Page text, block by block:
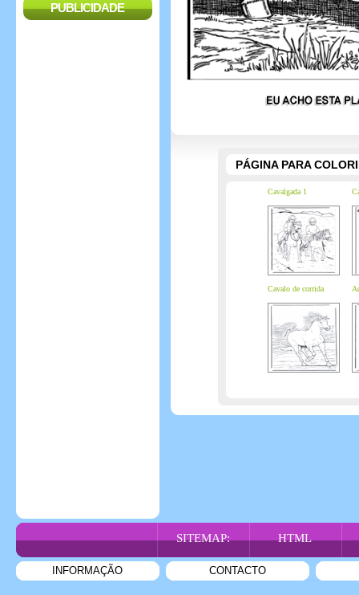
PUBLICIDADE
PÁGINA PARA
Cavalgada 1
Cavalo de corrida
SITEMAP: HTML
INFORMAÇÃO CONTACTO